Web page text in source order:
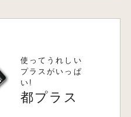
使ってうれしい
プラスがいっぱ
い!
都プラス